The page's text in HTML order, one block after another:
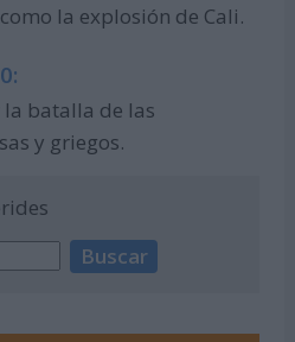
la explosión de Cali.
la batalla de las
y griegos.